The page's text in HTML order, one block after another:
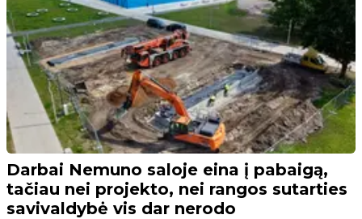
Darbai Nemuno saloje eina į pabaigą,
tačiau nei projekto, nei rangos sutarties
savivaldybė vis dar nerodo